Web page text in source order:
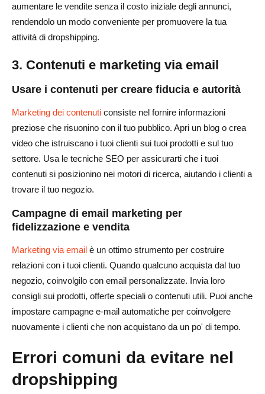
aumentare le vendite senza il costo iniziale degli annunci,
rendendolo un modo conveniente per promuovere la tua
attività di dropshipping.
3. Contenuti e marketing via email
Usare i contenuti per creare fiducia e autorità
Marketing dei contenuti consiste nel fornire informazioni
preziose che risuonino con il tuo pubblico. Apri un blog o crea
video che istruiscano i tuoi clienti sui tuoi prodotti e sul tuo
settore. Usa le tecniche SEO per assicurarti che i tuoi
contenuti si posizionino nei motori di ricerca, aiutando i clienti a
trovare il tuo negozio.
Campagne di email marketing per
fidelizzazione e vendita
Marketing via email è un ottimo strumento per costruire
relazioni con i tuoi clienti. Quando qualcuno acquista dal tuo
negozio, coinvolgilo con email personalizzate. Invia loro
consigli sui prodotti, offerte speciali o contenuti utili. Puoi anche
impostare campagne e-mail automatiche per coinvolgere
nuovamente i clienti che non acquistano da un po' di tempo.
Errori comuni da evitare nel
dropshipping